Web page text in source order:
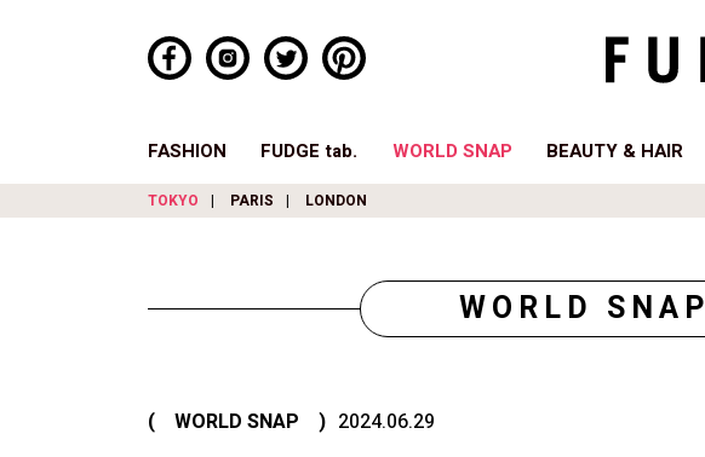
FASHION FUDGE tab. WORLD SNAP BEAUTY & HAIR
TOKYO PARIS LONDON
WORLD SNAP
( WORLD SNAP ) 2024.06.29